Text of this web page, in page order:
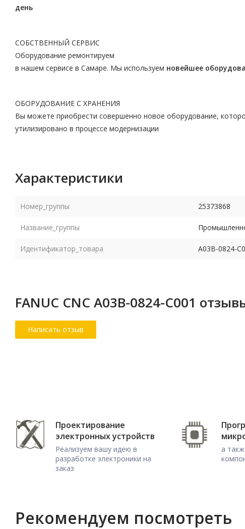
день
СОБСТВЕННЫЙ СЕРВИС
Оборудование ремонтируем
в нашем сервисе в Самаре. Мы используем новейшее
ОБОРУДОВАНИЕ С ХРАНЕНИЯ
Вы можете приобрести совершенно новое оборудование,
утилизировано в процессе модернизации
Характеристики
Номер_группы 25373868
Название_группы
Идентификатор_товара A03B-0824-
FANUC CNC A03B-0824-C001
Проектирование
электронных устройств
Реализуем вашу идею в
разработке электроники на
заказ
а
Рекомендуем посмотреть